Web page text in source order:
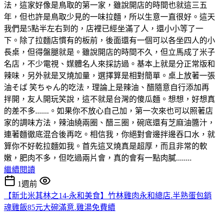
法，這家好像是鳥取的第一家，雖說開店的時間也就這三五
年，但也許是鳥取少見的一味拉麵，所以生意一直很好。這天
我們是5點半左右到的，店裡已經坐滿了人，還小小等了一
下。除了拉麵店慣有的板前，後面還有一個可以各坐四人的小
長桌，但得盤腿就是。雖說開店的時間不久，但立馬成了米子
名店，不少電視、媒體名人來採訪過。基本上就是分正常版和
辣味，另外就是叉燒加量，選擇算是相對簡單。桌上放著一張
油そば 笑ちゃん的吃法，理論上是辣油、醋隨意自行添加再
拌開，友人開玩笑說，這不就是台灣的傻瓜麵。想想，好想真
的差不多.......。如果你不放心自己加，第一次來也可以照著店
家的調味方法，辣油繞兩圈、醋三圈，碗底還有芝麻油醬汁，
連著麵徹底混合後再吃。相信我，你絕對會邊拌邊吞口水，就
算你不好乾拉麵如我。首先這叉燒真是超厚，而且非常的軟
嫩，肥肉不多，但吃過兩片會，真的會有一點肉膩........
繼續閱讀
1週前
【新北米其林之14-永和美食】竹林雞肉永和總店.半熟蛋包銷
魂雞飯85元大碗滿意.雞湯免費續